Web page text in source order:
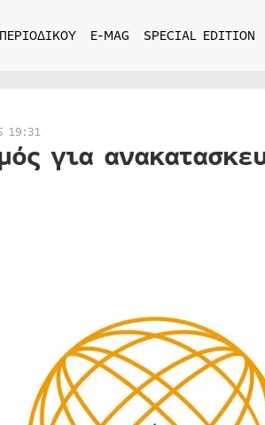
E-MAG SPECIAL EDITION
19:31
για